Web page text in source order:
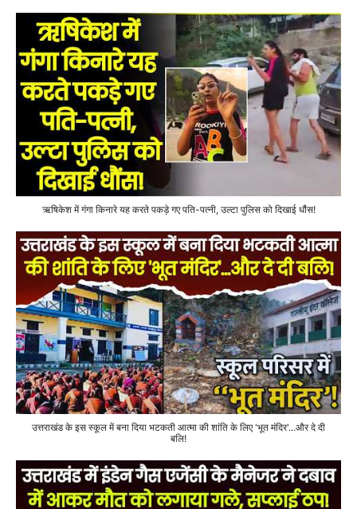
ऋषिकेश में गंगा किनारे यह करते पकड़े गए पति-पत्नी, उल्टा पुलिस को दिखाई धौंस!
उत्तराखंड के इस स्कूल में बना दिया भटकती आत्मा की शांति के लिए 'भूत मंदिर'...और दे दी
बलि!